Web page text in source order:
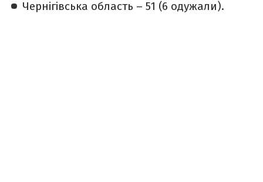
Чернігівська область – 51 (6 одужали).